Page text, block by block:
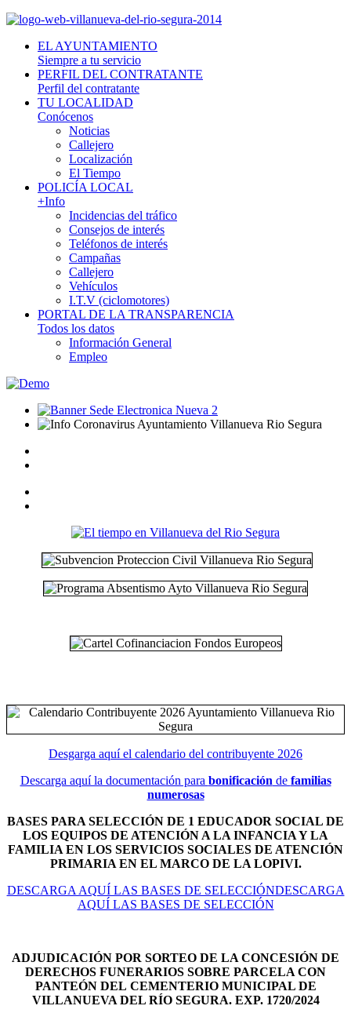
EL AYUNTAMIENTO
Siempre a tu servicio
PERFIL DEL CONTRATANTE
Perfil del contratante
TU LOCALIDAD
Conócenos
Noticias
Callejero
Localización
El Tiempo
POLICÍA LOCAL
+Info
Incidencias del tráfico
Consejos de interés
Teléfonos de interés
Campañas
Callejero
Vehículos
I.T.V (ciclomotores)
PORTAL DE LA TRANSPARENCIA
Todos los datos
Información General
Empleo
Desgarga aquí el calendario del contribuyente 2026
Descarga aquí la documentación para bonificación de familias
numerosas
BASES PARA SELECCIÓN DE 1 EDUCADOR SOCIAL DE
LOS EQUIPOS DE ATENCIÓN A LA INFANCIA Y LA
FAMILIA EN LOS SERVICIOS SOCIALES DE ATENCIÓN
PRIMARIA EN EL MARCO DE LA LOPIVI.
DESCARGA AQUÍ LAS BASES DE SELECCIÓNDESCARGA
AQUÍ LAS BASES DE SELECCIÓN
ADJUDICACIÓN POR SORTEO DE LA CONCESIÓN DE
DERECHOS FUNERARIOS SOBRE PARCELA CON
PANTEÓN DEL CEMENTERIO MUNICIPAL DE
VILLANUEVA DEL RÍO SEGURA. EXP. 1720/2024